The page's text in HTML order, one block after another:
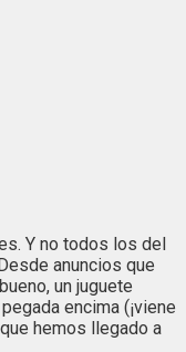
Y no todos los del
anuncios que
un juguete
encima (¡viene
hemos llegado a